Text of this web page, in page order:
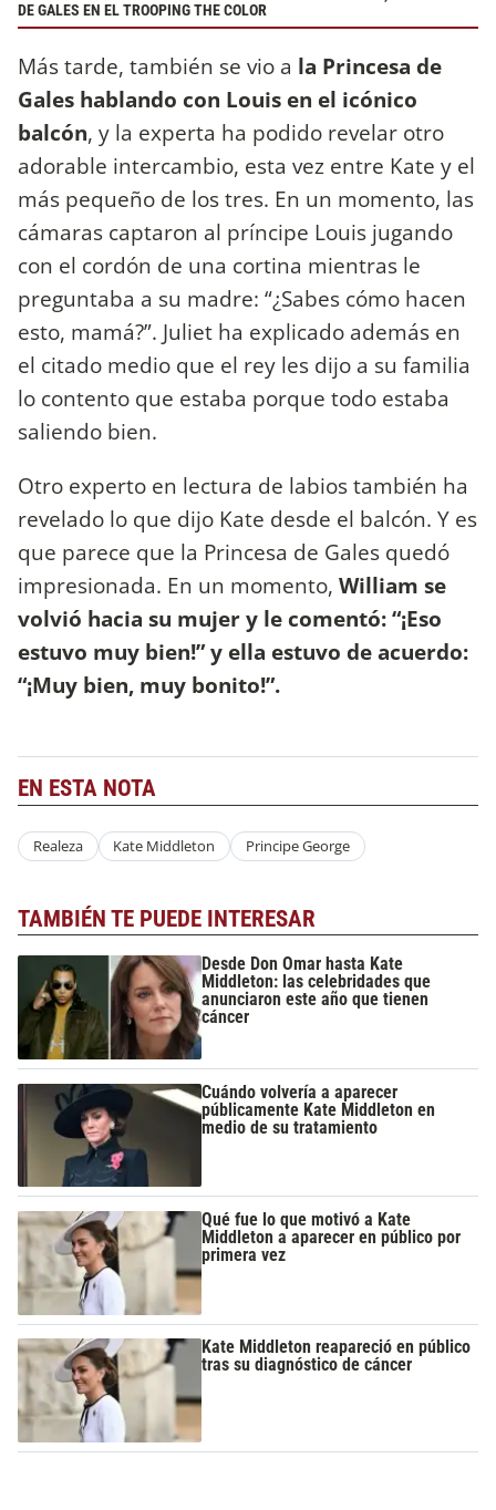
DE GALES EN EL TROOPING THE COLOR
Más tarde, también se vio a la Princesa de
Gales hablando con Louis en el icónico
balcón, y la experta ha podido revelar otro
adorable intercambio, esta vez entre Kate y el
más pequeño de los tres. En un momento, las
cámaras captaron al príncipe Louis jugando
con el cordón de una cortina mientras le
preguntaba a su madre: “¿Sabes cómo hacen
esto, mamá?”. Juliet ha explicado además en
el citado medio que el rey les dijo a su familia
lo contento que estaba porque todo estaba
saliendo bien.
Otro experto en lectura de labios también ha
revelado lo que dijo Kate desde el balcón. Y es
que parece que la Princesa de Gales quedó
impresionada. En un momento, William se
volvió hacia su mujer y le comentó: “¡Eso
estuvo muy bien!” y ella estuvo de acuerdo:
“¡Muy bien, muy bonito!”.
EN ESTA NOTA
Realeza Kate Middleton Principe George
TAMBIÉN TE PUEDE INTERESAR
Desde Don Omar hasta Kate
Middleton: las celebridades que
anunciaron este año que tienen
cáncer
Cuándo volvería a aparecer
públicamente Kate Middleton en
medio de su tratamiento
Qué fue lo que motivó a Kate
Middleton a aparecer en público por
primera vez
Kate Middleton reapareció en público
tras su diagnóstico de cáncer